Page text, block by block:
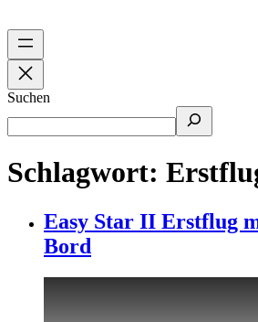
Suchen
Schlagwort:
Easy Star II Erstflug
Bord